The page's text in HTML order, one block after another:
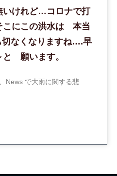
けれど…コロナで打
にこの洪水は 本当
なくなりますね….早
願います。
News で大雨に関する悲